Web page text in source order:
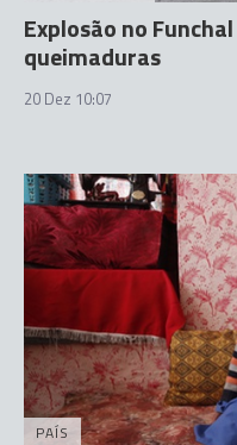
Explosão no
queimaduras
20 Dez 10:07
PAÍS